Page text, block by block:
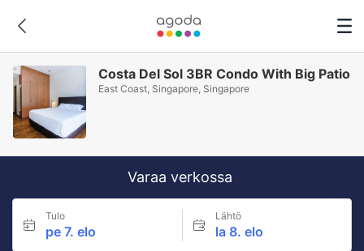
Costa Del Sol 3BR Condo With Big Patio
East Coast, Singapore, Singapore
Varaa verkossa
Tulo
pe 7. elo
Lähtö
la 8. elo